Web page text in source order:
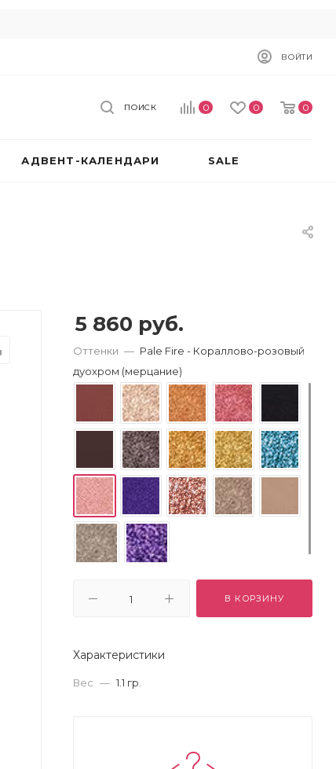
ВОЙТИ
0 0 0
ПОИСК
АДВЕНТ-КАЛЕНДАРИ SALE
5 860 руб.
Оттенки — Pale Fire - Кораллово-розовый
дуохром (мерцание)
В КОРЗИНУ
Характеристики
Вес — 1.1 гр.